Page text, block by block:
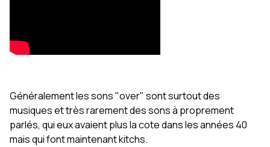
Généralement les sons "over" sont surtout des
musiques et très rarement des sons à proprement
parlés, qui eux avaient plus la cote dans les années 40
mais qui font maintenant kitchs.